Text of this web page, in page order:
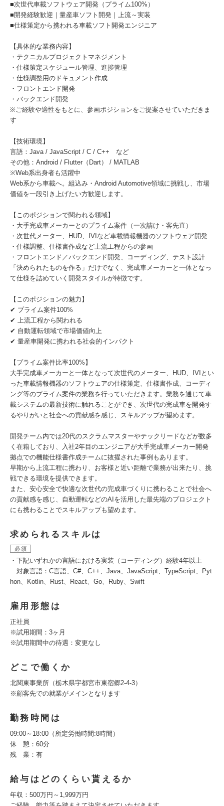
■次世代車載ソフトウェア開発（プライム100%）
■開発経験歓迎｜量産車ソフト開発｜上流～実装
■仕様策定から携われる車載ソフト開発エンジニア
【具体的な業務内容】
・テクニカルプロジェクトマネジメント
・仕様策定スケジュール管理、進捗管理
・仕様調整用のドキュメント作成
・フロントエンド開発
・バックエンド開発
※ご経験や適性をもとに、参画ポジションをご提案させていただきま
す
【技術環境】
言語：Java / JavaScript / C / C++ など
その他：Android / Flutter（Dart） / MATLAB
※Web系出身者も活躍中
Web系から車載へ。組込み・Android Automotive領域に挑戦し、市場
価値を一段引き上げたい方歓迎します。
【このポジションで関われる領域】
・大手完成車メーカーとのプライム案件（一次請け・客先直）
・次世代メーター、HUD、IVIなど車載情報機器のソフトウェア開発
・仕様調整、仕様書作成など上流工程からの参画
・フロントエンド／バックエンド開発、コーディング、テスト設計
「決められたものを作る」だけでなく、完成車メーカーと一体となっ
て仕様を詰めていく開発スタイルが特徴です。
【このポジションの魅力】
✔ プライム案件100%
✔ 上流工程から関われる
✔ 自動運転領域で市場価値向上
✔ 量産車開発に携われる社会的インパクト
【プライム案件比率100%】
大手完成車メーカーと一体となって次世代のメーター、HUD、IVIとい
った車載情報機器のソフトウェアの仕様策定、仕様書作成、コーディ
ング等のプライム案件の業務を行っていただきます。業務を通じて車
載システムの最新技術に触れることができ、次世代の完成車を開発す
るやりがいと社会への貢献感を感じ、スキルアップが望めます。
開発チーム内では20代のスクラムマスターやテックリードなどが数多
く在籍しており、入社2年目のエンジニアが大手完成車メーカー開発
拠点での機能仕様書作成チームに抜擢された事例もあります。
早期から上流工程に携わり、お客様と近い距離で業務が出来たり、挑
戦できる環境を提供できます。
また、安心安全で快適な次世代の完成車づくりに携わることで社会へ
の貢献感を感じ、自動運転などのAIを活用した最先端のプロジェクト
にも携わることでスキルアップも望めます。
求められるスキルは
必須
・下記いずれかの言語における実装（コーディング）経験4年以上
対象言語：C言語、C#、C++、Java、JavaScript、TypeScript、Pyt
hon、Kotlin、Rust、React、Go、Ruby、Swift
雇用形態は
正社員
※試用期間：3ヶ月
※試用期間中の待遇：変更なし
どこで働くか
北関東事業所（栃木県宇都宮市東宿郷2-4-3）
※顧客先での就業がメインとなります
勤務時間は
09:00～18:00（所定労働時間:8時間）
休 憩：60分
残 業：有
給与はどのくらい貰えるか
年収：500万円～1,999万円